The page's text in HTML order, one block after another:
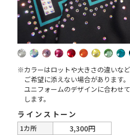
※カラーはロットや大きさの違いな
ご希望に添えない場合があります。
ユニフォームのデザインに合わせ
します。
ラインストーン
1カ所 3,300円